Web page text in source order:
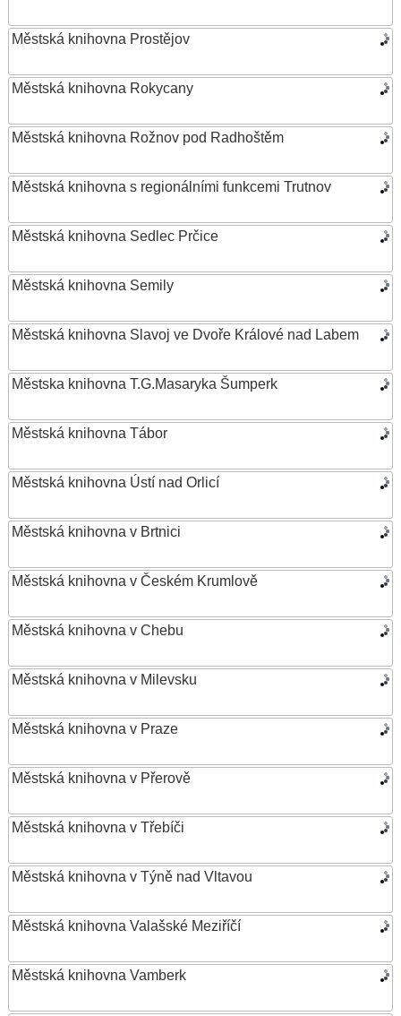
Městská knihovna Prostějov
Městská knihovna Rokycany
Městská knihovna Rožnov pod Radhoštěm
Městská knihovna s regionálními funkcemi Trutnov
Městská knihovna Sedlec Prčice
Městská knihovna Semily
Městská knihovna Slavoj ve Dvoře Králové nad Labem
Městska knihovna T.G.Masaryka Šumperk
Městská knihovna Tábor
Městská knihovna Ústí nad Orlicí
Městská knihovna v Brtnici
Městská knihovna v Českém Krumlově
Městská knihovna v Chebu
Městská knihovna v Milevsku
Městská knihovna v Praze
Městská knihovna v Přerově
Městská knihovna v Třebíči
Městská knihovna v Týně nad Vltavou
Městská knihovna Valašské Meziříčí
Městská knihovna Vamberk